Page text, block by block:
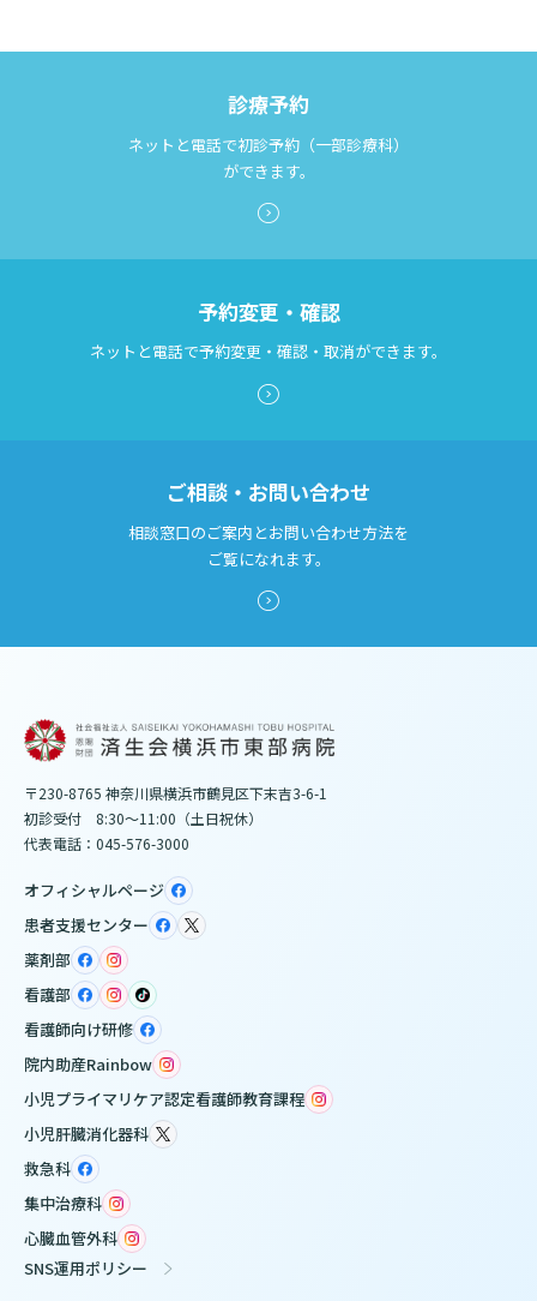
診療予約
ネットと電話で初診予約（一部診療科）
ができます。
予約変更・確認
ネットと電話で予約変更・確認・取消ができます。
ご相談・お問い合わせ
相談窓口のご案内とお問い合わせ方法を
ご覧になれます。
〒230-8765 神奈川県横浜市鶴見区下末吉3-6-1
初診受付 8:30～11:00（土日祝休）
代表電話：045-576-3000
オフィシャルページ
患者支援センター
薬剤部
看護部
看護師向け研修
院内助産Rainbow
小児プライマリケア認定看護師教育課程
小児肝臓消化器科
救急科
集中治療科
心臓血管外科
SNS運用ポリシー